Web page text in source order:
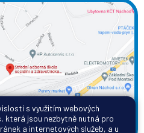
s využitím webových
která jsou nezbytně nutná pro
a internetových služeb, a u